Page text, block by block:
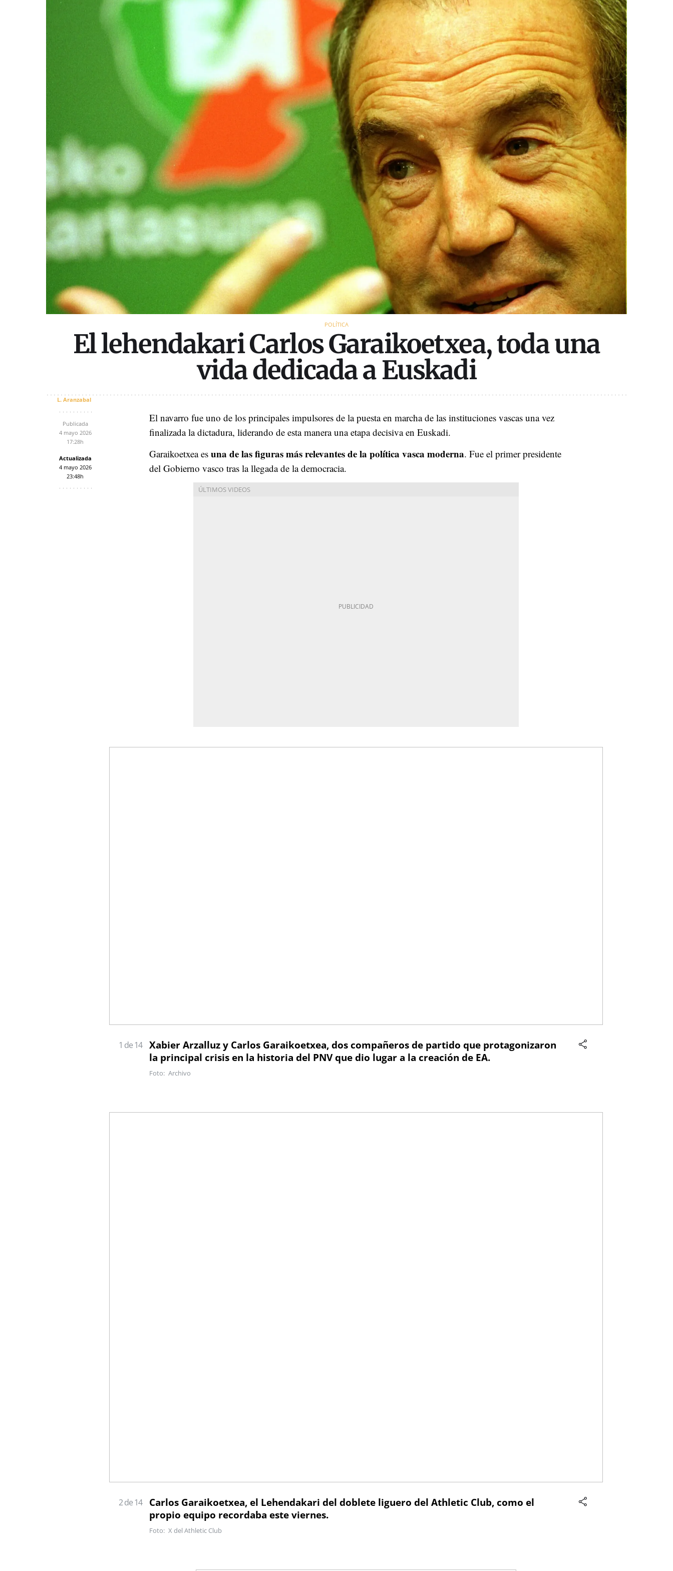
POLÍTICA
El lehendakari Carlos Garaikoetxea, toda una
vida dedicada a Euskadi
L. Aranzabal
Publicada
4 mayo 2026
17:28h
Actualizada
4 mayo 2026
23:48h
El navarro fue uno de los principales impulsores de la puesta en marcha de las instituciones vascas una vez
finalizada la dictadura, liderando de esta manera una etapa decisiva en Euskadi.
Garaikoetxea es una de las figuras más relevantes de la política vasca moderna. Fue el primer presidente
del Gobierno vasco tras la llegada de la democracia.
1 de 14
Xabier Arzalluz y Carlos Garaikoetxea, dos compañeros de partido que protagonizaron
la principal crisis en la historia del PNV que dio lugar a la creación de EA.
Archivo
2 de 14
Carlos Garaikoetxea, el Lehendakari del doblete liguero del Athletic Club, como el
propio equipo recordaba este viernes.
X del Athletic Club